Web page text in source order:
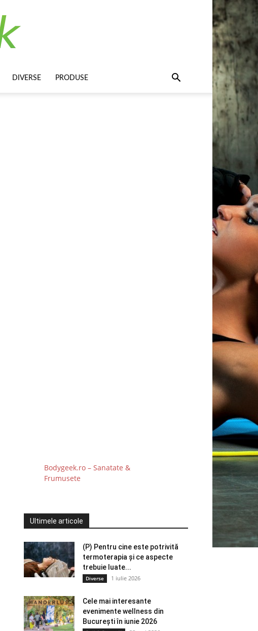
DIVERSE PRODUSE
Bodygeek.ro – Sanatate &
Frumusete
Ultimele articole
(P) Pentru cine este potrivită
termoterapia și ce aspecte
trebuie luate...
Diverse 1 iulie 2026
Cele mai interesante
evenimente wellness din
București în iunie 2026